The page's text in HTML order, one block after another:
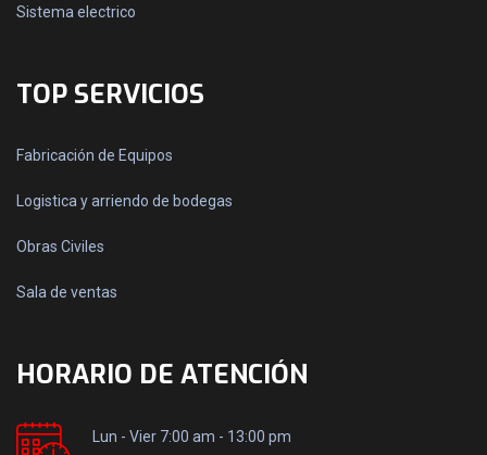
Sistema electrico
TOP SERVICIOS
Fabricación de Equipos
Logistica y arriendo de bodegas
Obras Civiles
Sala de ventas
HORARIO DE ATENCIÓN
Lun - Vier 7:00 am - 13:00 pm